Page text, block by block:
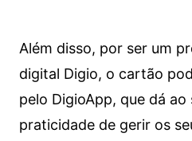
Além disso, por ser um
digital Digio, o cartão
pelo DigioApp, que dá ao
praticidade de gerir os